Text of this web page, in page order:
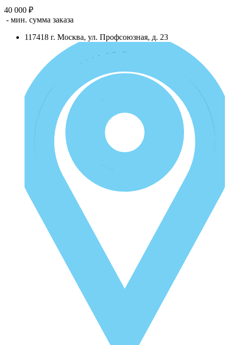
40 000 ₽
- мин. сумма заказа
117418 г. Москва, ул. Профсоюзная, д. 23